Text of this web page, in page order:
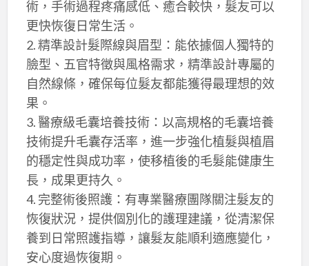
術，手術過程疼痛感低、癒合較快，髮友可以
更快恢復日常生活。
2. 精準設計髮際線與眉型：能依據個人獨特的
臉型、五官特徵與風格需求，精準設計專屬的
自然線條，確保每位髮友都能獲得最理想的效
果。
3. 醫療級毛囊培養技術：以高規格的毛囊培養
技術提升毛囊存活率，進一步強化植髮與植眉
的穩定性與成功率，使移植後的毛髮能健康生
長，成果更持久。
4. 完整術後照護：有專業醫療團隊關注髮友的
恢復狀況，提供個別化的護理建議，從清潔保
養到日常照護指導，讓髮友能順利適應變化，
安心度過恢復期。